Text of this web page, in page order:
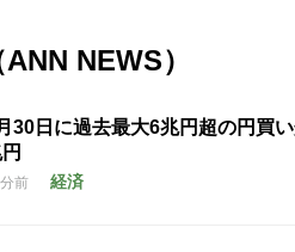
NEWS）
30日に過去最大6兆円超の円
前 経済